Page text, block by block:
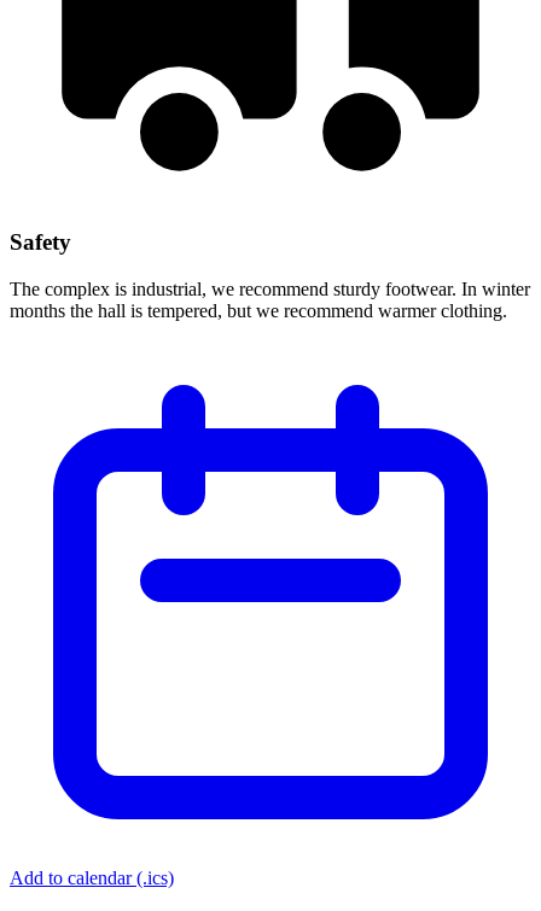
Safety
The complex is industrial, we recommend sturdy footwear. In winter
months the hall is tempered, but we recommend warmer clothing.
Add to calendar (.ics)